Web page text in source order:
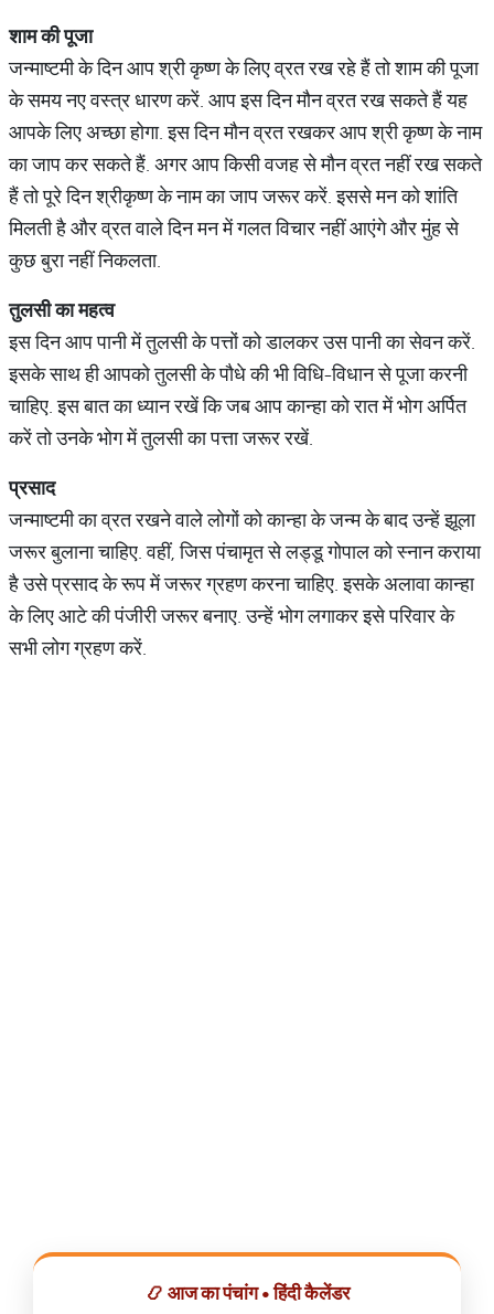
शाम की पूजा
जन्माष्टमी के दिन आप श्री कृष्ण के लिए व्रत रख रहे हैं तो शाम की पूजा
के समय नए वस्त्र धारण करें. आप इस दिन मौन व्रत रख सकते हैं यह
आपके लिए अच्छा होगा. इस दिन मौन व्रत रखकर आप श्री कृष्ण के नाम
का जाप कर सकते हैं. अगर आप किसी वजह से मौन व्रत नहीं रख सकते
हैं तो पूरे दिन श्रीकृष्ण के नाम का जाप जरूर करें. इससे मन को शांति
मिलती है और व्रत वाले दिन मन में गलत विचार नहीं आएंगे और मुंह से
कुछ बुरा नहीं निकलता.
तुलसी का महत्व
इस दिन आप पानी में तुलसी के पत्तों को डालकर उस पानी का सेवन करें.
इसके साथ ही आपको तुलसी के पौधे की भी विधि-विधान से पूजा करनी
चाहिए. इस बात का ध्यान रखें कि जब आप कान्हा को रात में भोग अर्पित
करें तो उनके भोग में तुलसी का पत्ता जरूर रखें.
प्रसाद
जन्माष्टमी का व्रत रखने वाले लोगों को कान्हा के जन्म के बाद उन्हें झूला
जरूर बुलाना चाहिए. वहीं, जिस पंचामृत से लड्डू गोपाल को स्नान कराया
है उसे प्रसाद के रूप में जरूर ग्रहण करना चाहिए. इसके अलावा कान्हा
के लिए आटे की पंजीरी जरूर बनाए. उन्हें भोग लगाकर इसे परिवार के
सभी लोग ग्रहण करें.
📿 आज का पंचांग • हिंदी कैलेंडर